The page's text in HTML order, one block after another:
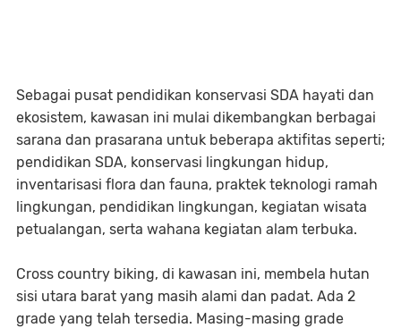
Sebagai pusat pendidikan konservasi SDA hayati dan
ekosistem, kawasan ini mulai dikembangkan berbagai
sarana dan prasarana untuk beberapa aktifitas seperti;
pendidikan SDA, konservasi lingkungan hidup,
inventarisasi flora dan fauna, praktek teknologi ramah
lingkungan, pendidikan lingkungan, kegiatan wisata
petualangan, serta wahana kegiatan alam terbuka.
Cross country biking, di kawasan ini, membela hutan
sisi utara barat yang masih alami dan padat. Ada 2
grade yang telah tersedia. Masing-masing grade